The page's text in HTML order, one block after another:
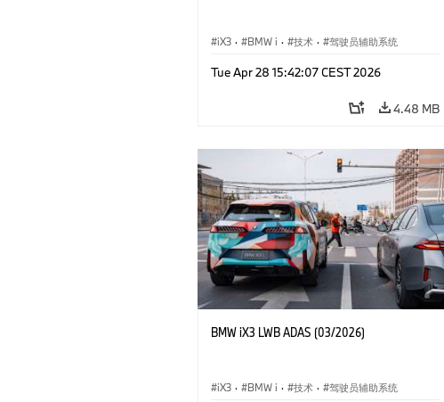
iX3 · BMW i · 技术 · 驾驶员辅助系统
Tue Apr 28 15:42:07 CEST 2026
4.48 MB
BMW iX3 LWB ADAS (03/2026)
iX3 · BMW i · 技术 · 驾驶员辅助系统